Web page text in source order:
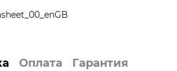
Оплата Гарантия